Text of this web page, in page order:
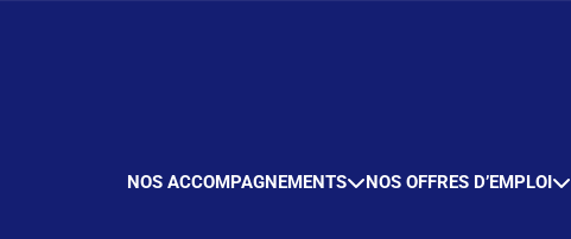
NOS ACCOMPAGNEMENTS NOS OFFRES D’EMPLOI